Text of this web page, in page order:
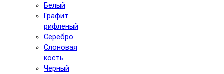
Белый
Графит
рифленый
Серебро
Слоновая
кость
Черный